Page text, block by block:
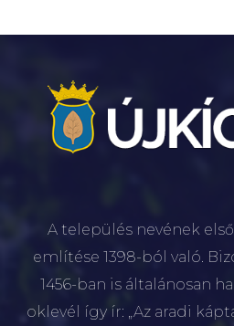
A település nevének
említése 1398-ból való.
1456-ban is általánosan
oklevél így ír: „Az aradi